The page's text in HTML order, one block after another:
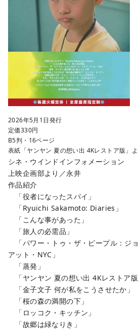
2026年5月1日発行
定価330円
B5判・16ページ
表紙「ヤンヤン 夏の想い出 4Kレストア版」よ
シネ・ウインドインフォメーション
上映企画部より／永井
作品紹介
「役者になったスパイ」
「Ryuichi Sakamoto: Diaries」
「こんな事があった」
「旅人の必需品」
「パワー・トゥ・ザ・ピープル：ジ
アット・NYC」
「蒸発」
「ヤンヤン 夏の想い出 4Kレストア版
「金子文子 何が私をこうさせたか」
「桜の森の満開の下」
「ロッコク・キッチン」
「故郷は緑なりき」